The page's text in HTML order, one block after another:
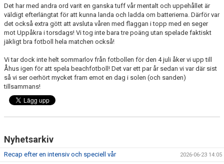
Det har med andra ord varit en ganska tuff vår mentalt och uppehållet är
väldigt efterlängtat för att kunna landa och ladda om batterierna. Därför var
det också extra gött att avsluta våren med flaggan i topp med en seger
mot Uppåkra i torsdags! Vi tog inte bara tre poäng utan spelade faktiskt
jäkligt bra fotboll hela matchen också!
Vi tar dock inte helt sommarlov från fotbollen för den 4 juli åker vi upp till
Åhus igen för att spela beachfotboll! Det var ett par år sedan vi var där sist
så vi ser oerhört mycket fram emot en dag i solen (och sanden)
tillsammans!
Nyhetsarkiv
Recap efter en intensiv och speciell vår 2026-06-23 14:05